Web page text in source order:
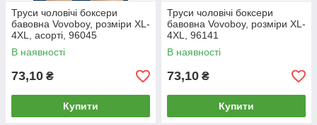
Труси чоловічі боксери
бавовна Vovoboy, розміри XL-
4XL, асорті, 96045
В наявності
73,10 ₴
Купити
Труси чоловічі боксери
бавовна Vovoboy, розміри XL-
4XL, 96141
В наявності
73,10 ₴
Купити